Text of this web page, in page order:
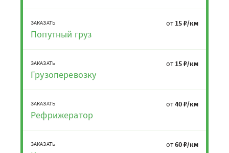
ЗАКАЗАТЬ
Попутный груз
от 15 ₽/км
ЗАКАЗАТЬ
Грузоперевозку
от 15 ₽/км
ЗАКАЗАТЬ
Рефрижератор
от40 ₽/км
ЗАКАЗАТЬ от60 ₽/км